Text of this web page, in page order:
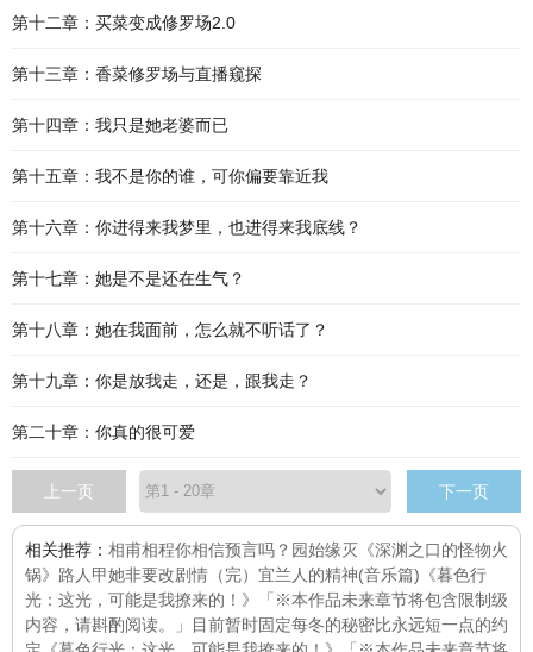
第十二章：买菜变成修罗场2.0
第十三章：香菜修罗场与直播窥探
第十四章：我只是她老婆而已
第十五章：我不是你的谁，可你偏要靠近我
第十六章：你进得来我梦里，也进得来我底线？
第十七章：她是不是还在生气？
第十八章：她在我面前，怎么就不听话了？
第十九章：你是放我走，还是，跟我走？
第二十章：你真的很可爱
上一页 下一页
相关推荐： 相甫相程你相信预言吗？ 园始缘灭 《深渊之口的怪物火
锅》 路人甲她非要改剧情（完） 宜兰人的精神(音乐篇) 《暮色行
光：这光，可能是我撩来的！》「※本作品未来章节将包含限制级
内容，请斟酌阅读。」目前暂时固定每冬的秘密比永远短一点的约